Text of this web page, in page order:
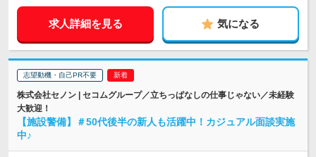
求人詳細を見る 気になる
志望動機・自己PR不要
株式会社セノン | セコムグループ／立ちっぱなしの仕事じゃない／未経験
大歓迎！
【施設警備】＃50代後半の新人も活躍中！カジュアル面談実施
中♪